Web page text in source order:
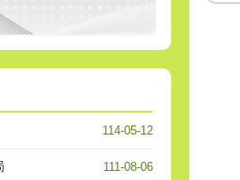
114-05-12
111-08-06